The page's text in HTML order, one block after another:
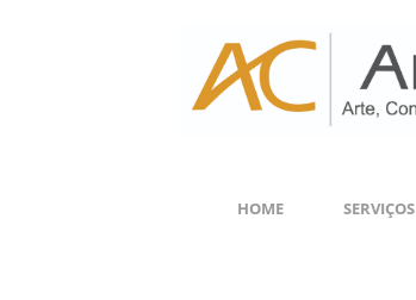
HOME SERVIÇOS